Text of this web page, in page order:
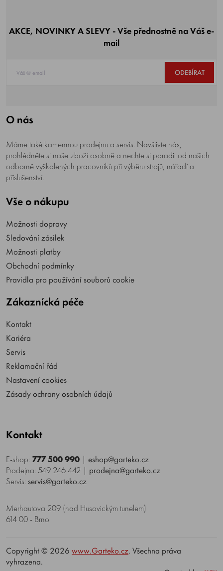
AKCE, NOVINKY A SLEVY - Vše přednostně na Váš e-
mail
ODEBÍRAT
O nás
Máme také kamennou prodejnu a servis. Navštivte nás,
prohlédněte si naše zboží osobně a nechte si poradit od našich
odborně vyškolených pracovníků při výběru strojů, nářadí a
příslušenství.
Vše o nákupu
Možnosti dopravy
Sledování zásilek
Možnosti platby
Obchodní podmínky
Pravidla pro používání souborů cookie
Zákaznícká péče
Kontakt
Kariéra
Servis
Reklamační řád
Nastavení cookies
Zásady ochrany osobních údajů
Kontakt
E-shop: 777 500 990 | eshop@garteko.cz
Prodejna: 549 246 442 | prodejna@garteko.cz
Servis: servis@garteko.cz
Merhautova 209 (nad Husovickým tunelem)
614 00 - Brno
Copyright © 2026 www.Garteko.cz. Všechna práva
vyhrazena.